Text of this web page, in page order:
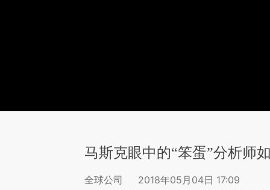
马斯克眼中的“笨蛋”分析师
全球公司
2018年05月04日 17:09